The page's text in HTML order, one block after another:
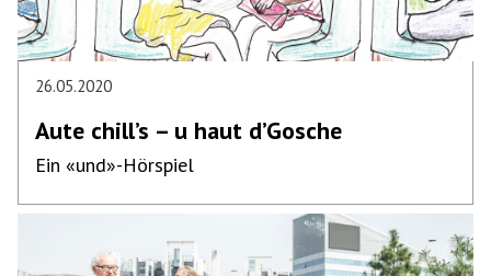
26.05.2020
Aute chill’s – u haut d’Gosche
Ein «und»-Hörspiel